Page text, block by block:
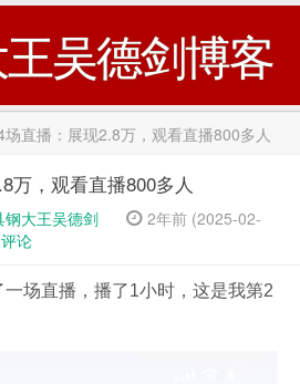
吴德剑博客
场直播：展现2.8万，观看直播800多人
万，观看直播800多人
钢大王吴德剑
2年前 (2025-02-
论
场直播，播了1小时，这是我第2